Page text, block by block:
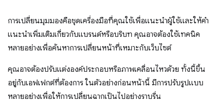
การเปลี่ยนมุมมองคือชุดเครื่องมือที่คุณใช้เพื่อแนะนำผู้ใช้และให้คำ
แนะนำเพิ่มเติมเกี่ยวกับแบรนด์หรือบริบท คุณอาจต้องใช้เทคนิค
หลายอย่างเพื่อค้นหาการเปลี่ยนหน้าที่เหมาะกับเว็บไซต์
คุณอาจต้องปรับแต่งองค์ประกอบหรือภาพเคลื่อนไหวด้วย ทั้งนี้ขึ้น
อยู่กับเอฟเฟกต์ที่ต้องการ ในตัวอย่างก่อนหน้านี้ มีการปรับรูปแบบ
หลายอย่างเพื่อให้การเปลี่ยนฉากเป็นไปอย่างราบรื่น